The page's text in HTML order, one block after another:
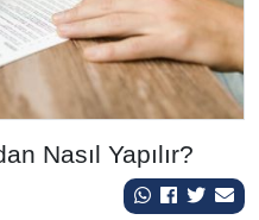
Nasıl Yapılır?